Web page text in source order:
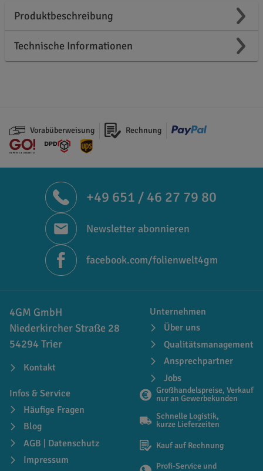
Produktbeschreibung
Technische Informationen
Vorabüberweisung Rechnung
+49 651 / 46 27 79 80
Newsletter abonnieren
facebook.com/folienwelt4gm
4GM GmbH
Niederkircher Straße 28
54294 Trier
Kontakt
Unternehmen
Über uns
Qualitätsmanagement
Ansprechpartner
Jobs
Infos & Service
Häufige Fragen
Blog
AGB | Datenschutz
Impressum
Großhandelspreise, Verkauf
nur an Gewerbekunden
Schnelle Logistik,
kurze Lieferzeiten
Kauf auf Rechnung
Profi-Service und